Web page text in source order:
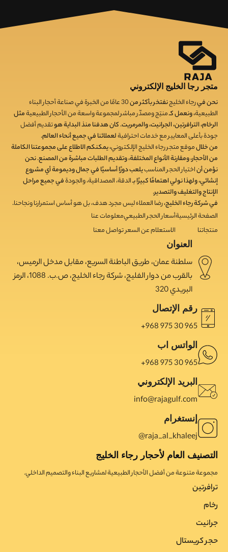
متجر رجا الخليج الإلكتروني
نحن فيرجاء الخليجنفتخر بأكثر من30عامًا من الخبرة في صناعة أحجار البناء
الطبيعية، ونعمل كـمنتِج ومصدّر مباشر لمجموعة واسعة من الأحجار الطبيعيةمثل
الرخام، الترافرتين، الجرانيت، والمرمريت. كان هدفنا منذ البداية هوتقديم أفضل
جودة بأعلى المعايير مع خدمات احترافيةلعملائنا في جميع أنحاء العالم.
من خلالموقع متجر رجاء الخليج الإلكتروني، يمكنكم الاطلاع على مجموعتنا الكاملة
من الأحجار، ومقارنة الأنواع المختلفة، وتقديم الطلبات مباشرة من المصنع. نحن
نؤمن أناختيار الحجر المناسبيلعب دورًا أساسيًا في جمال وديمومة أي مشروع
إنشائي، ولهذا نولي اهتمامًا كبيرًا بـالدقة، المصداقية، والجودةفي جميع مراحل
الإنتاج والتغليف والتصدير.
في شركة رجاء الخليج،رضا العملاء ليس مجرد هدف، بل هو أساس استمرارنا ونجاحنا.
الصفحة الرئيسية
منتجاتنا
أسعار الحجر الطبيعي
الاستعلام عن السعر
معلومات عنا
تواصل معنا
العنوان
سلطنة عمان، طريق الباطنة السريع، مقابل مدخل الرميس،
بالقرب من دوار الفليج، شركة رجاء الخليج، ص.ب. 1088، الرمز
البريدي 320
رقم الإتصال
965 30 975 968+
الواتس اب
965 30 975 968+
البريد الإلكتروني
info@rajagulf.com
إنستغرام
raja_al_khaleej@
التصنيف العام لأحجار رجاء الخليج
مجموعة متنوعة من أفضل الأحجار الطبيعية لمشاريع البناء والتصميم الداخلي.
ترافرتین
رخام
جرانیت
حجر کریستال